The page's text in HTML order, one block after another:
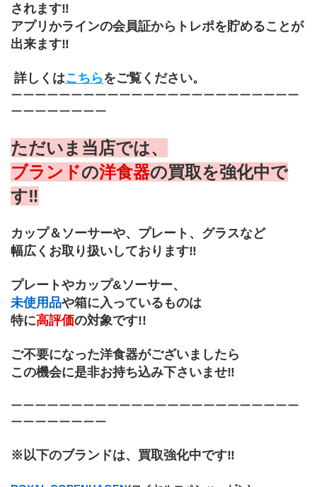
されます‼
アプリかラインの会員証からトレポを貯めることが
出来ます‼
詳しくはこちら をご覧ください。
ーーーーーーーーーーーーーーーーーーーーーーーー
ーーーーーーーー
ただいま当店では、
ブランドの洋食器の買取を強化中で
す‼
カップ＆ソーサーや、プレート、グラスなど
幅広くお取り扱いしております‼
プレートやカップ&ソーサー、
未使用品や箱に入っているものは
特に高評価の対象です!!
ご不要になった洋食器がございましたら
この機会に是非お持ち込み下さいませ‼
ーーーーーーーーーーーーーーーーーーーーーーーー
ーーーーーーーー
※以下のブランドは、買取強化中です‼